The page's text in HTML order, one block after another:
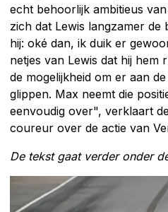
echt behoorlijk ambitieus
zich dat Lewis langzamer de
hij: oké dan, ik duik er
netjes van Lewis dat hij hem
de mogelijkheid om er aan
glippen. Max neemt die
eenvoudig over", verklaart
coureur over de actie van
De tekst gaat verder onder